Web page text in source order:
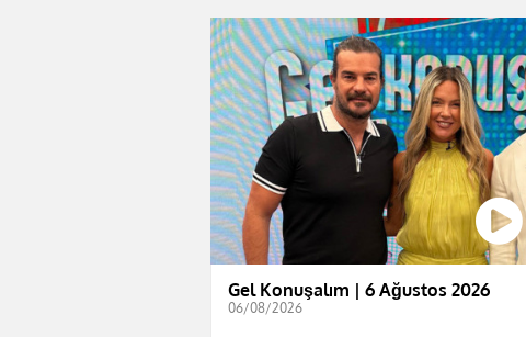
Gel Konuşalım | 6 Ağustos 2026
06/08/2026